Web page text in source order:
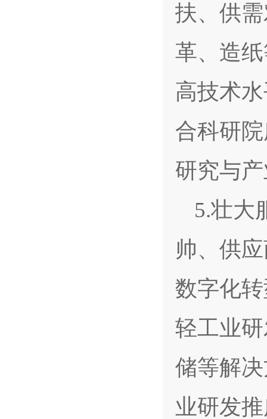
扶、供
革、造
高技术
合科研
研究与
5.壮大
帅、供
数字化
轻工业
储等解
业研发